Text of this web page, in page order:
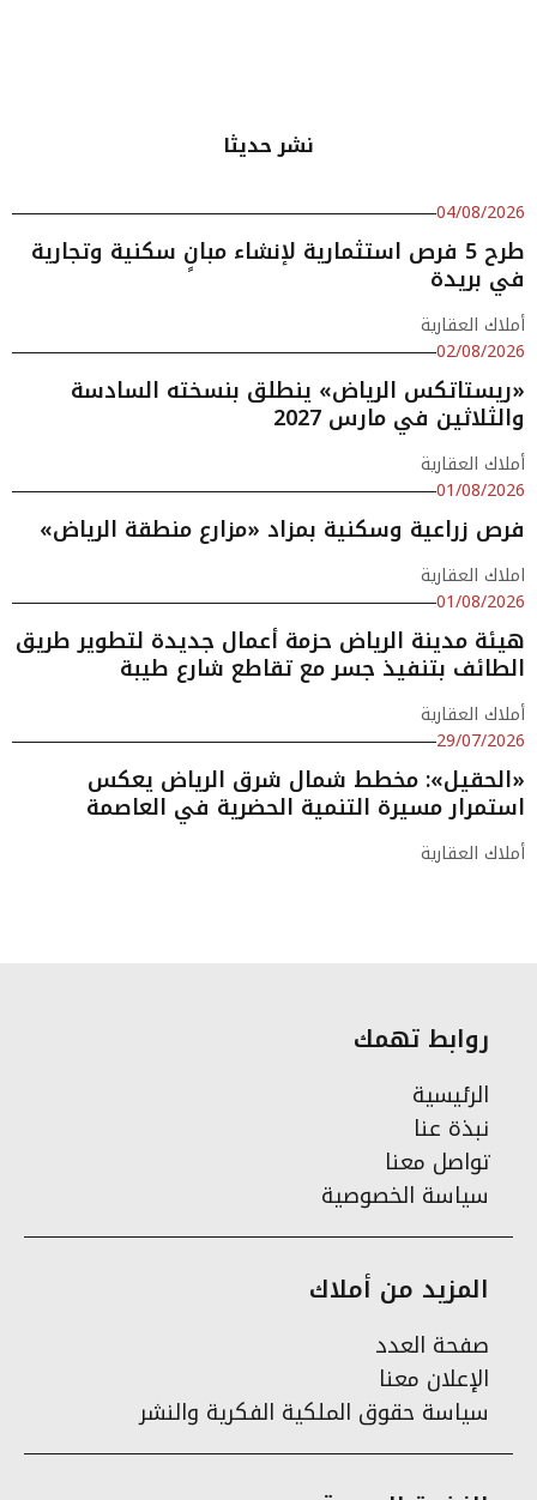
نشر حديثا
04/08/2026
طرح 5 فرص استثمارية لإنشاء مبانٍ سكنية وتجارية
في بريدة
أملاك العقارية
02/08/2026
«ريستاتكس الرياض» ينطلق بنسخته السادسة
والثلاثين في مارس 2027
أملاك العقارية
01/08/2026
فرص زراعية وسكنية بمزاد «مزارع منطقة الرياض»
املاك العقارية
01/08/2026
هيئة مدينة الرياض حزمة أعمال جديدة لتطوير طريق
الطائف بتنفيذ جسر مع تقاطع شارع طيبة
أملاك العقارية
29/07/2026
«الحقيل»: مخطط شمال شرق الرياض يعكس
استمرار مسيرة التنمية الحضرية في العاصمة
أملاك العقارية
روابط تهمك
الرئيسية
نبذة عنا
تواصل معنا
سياسة الخصوصية
المزيد من أملاك
صفحة العدد
الإعلان معنا
سياسة حقوق الملكية الفكرية والنشر